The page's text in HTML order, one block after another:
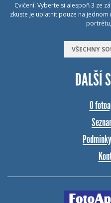
Cvičení: Vyberte si alespoň 3 ze
zkuste je uplatnit pouze na
VŠECHNY
DALŠÍ
O